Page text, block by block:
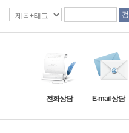
전화상담 E-mail 상담